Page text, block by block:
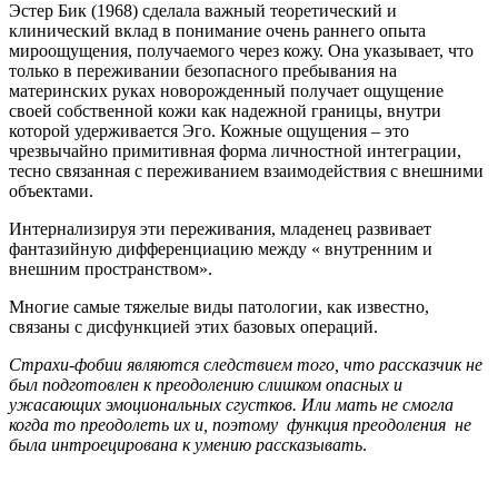
Эстер Бик (1968) сделала важный теоретический и
клинический вклад в понимание очень раннего опыта
мироощущения, получаемого через кожу. Она указывает, что
только в переживании безопасного пребывания на
материнских руках новорожденный получает ощущение
своей собственной кожи как надежной границы, внутри
которой удерживается Эго. Кожные ощущения – это
чрезвычайно примитивная форма личностной интеграции,
тесно связанная с переживанием взаимодействия с внешними
объектами.
Интернализируя эти переживания, младенец развивает
фантазийную дифференциацию между « внутренним и
внешним пространством».
Многие самые тяжелые виды патологии, как известно,
связаны с дисфункцией этих базовых операций.
Страхи-фобии являются следствием того, что рассказчик не
был подготовлен к преодолению слишком опасных и
ужасающих эмоциональных сгустков. Или мать не смогла
когда то преодолеть их и, поэтому функция преодоления не
была интроецирована к умению рассказывать.